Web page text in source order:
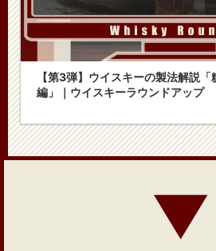
【第3弾】ウイスキーの製法解説「
編」｜ウイスキーラウンドアップ
▼